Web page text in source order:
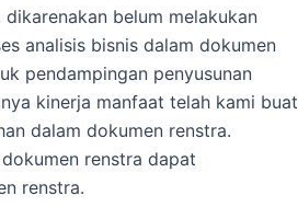
belum melakukan
analisis bisnis dalam dokumen
pendampingan penyusunan
kinerja manfaat telah kami buat
dalam dokumen renstra.
renstra dapat
renstra.